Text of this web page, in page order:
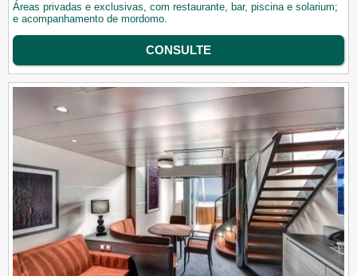
Áreas privadas e exclusivas, com restaurante, bar, piscina e solarium;
e acompanhamento de mordomo.
CONSULTE